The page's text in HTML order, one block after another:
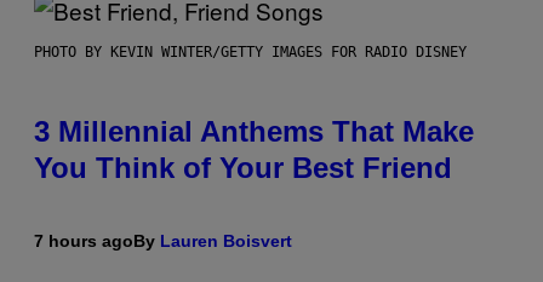
PHOTO BY KEVIN WINTER/GETTY IMAGES FOR RADIO DISNEY
3 Millennial Anthems That Make
You Think of Your Best Friend
7 hours agoBy Lauren Boisvert